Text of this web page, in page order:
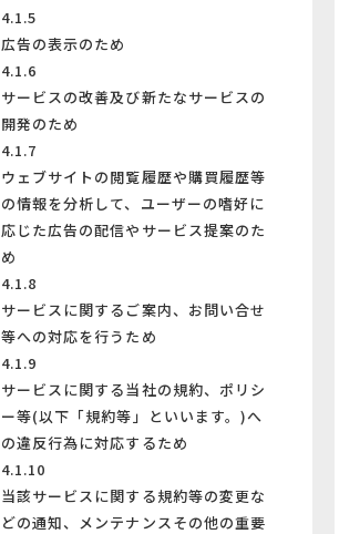
4.1.5
広告の表示のため
4.1.6
サービスの改善及び新たなサービスの
開発のため
4.1.7
ウェブサイトの閲覧履歴や購買履歴等
の情報を分析して、ユーザーの嗜好に
応じた広告の配信やサービス提案のた
め
4.1.8
サービスに関するご案内、お問い合せ
等への対応を行うため
4.1.9
サービスに関する当社の規約、ポリシ
ー等(以下「規約等」といいます。)へ
の違反行為に対応するため
4.1.10
当該サービスに関する規約等の変更な
どの通知、メンテナンスその他の重要